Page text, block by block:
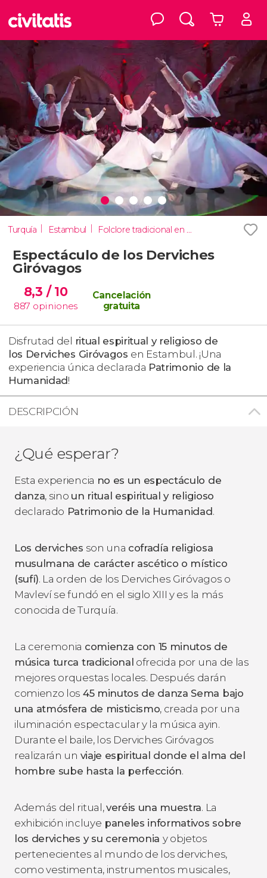
Turquía Estambul Folclore tradicional en Estambul
Espectáculo de los Derviches
Giróvagos
8,3 / 10
887 opiniones
Cancelación
gratuita
Disfrutad del ritual espiritual y religioso de
los Derviches Giróvagos en Estambul. ¡Una
experiencia única declarada Patrimonio de la
Humanidad!
DESCRIPCIÓN
¿Qué esperar?
Esta experiencia no es un espectáculo de
danza, sino un ritual espiritual y religioso
declarado Patrimonio de la Humanidad.
Los derviches son una cofradía religiosa
musulmana de carácter ascético o místico
(sufí). La orden de los Derviches Giróvagos o
Mavleví se fundó en el siglo XIII y es la más
conocida de Turquía.
La ceremonia comienza con 15 minutos de
música turca tradicional ofrecida por una de las
mejores orquestas locales. Después darán
comienzo los 45 minutos de danza Sema bajo
una atmósfera de misticismo, creada por una
iluminación espectacular y la música ayin.
Durante el baile, los Derviches Giróvagos
realizarán un viaje espiritual donde el alma del
hombre sube hasta la perfección.
Además del ritual,veréis una muestra. La
exhibición incluye paneles informativos sobre
los derviches y su ceremonia y objetos
pertenecientes al mundo de los derviches,
como vestimenta, instrumentos musicales,